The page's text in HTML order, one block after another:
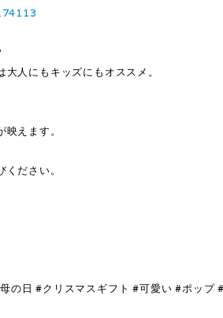
人にもキッズにもオススメ。
えます。
ださい。
の日 #クリスマスギフト #可愛い #ポップ